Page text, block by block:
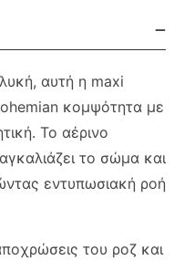
αυτή η maxi
κομψότητα με
Το αέρινο
το σώμα και
εντυπωσιακή ροή
του ροζ και